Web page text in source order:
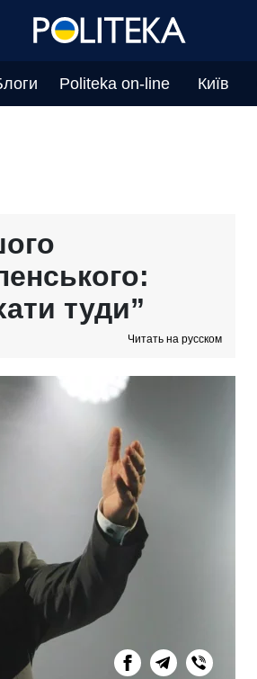
Politeka on-line Київ
туди”
Читать на русском